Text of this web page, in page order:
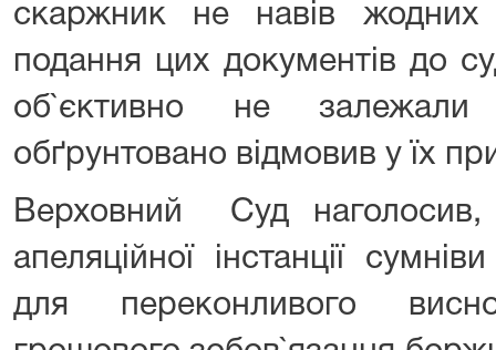
скаржник не навів жодних
подання цих документів до
об`єктивно не
обґрунтовано відмовив у їх
Верховний Суд
апеляційної інстанції
для переконливого